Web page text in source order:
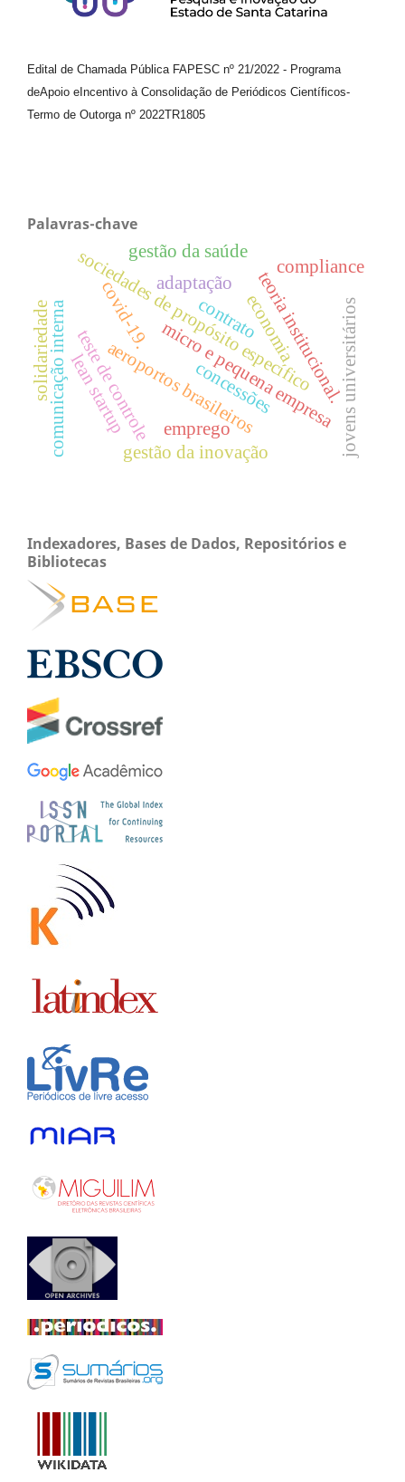
Edital de Chamada Pública FAPESC nº 21/2022 - Programa
deApoio e Incentivo à Consolidação de Periódicos Científicos-
Termo de Outorga nº 2022TR1805
Palavras-chave
covid-19.
concessões
sociedades de propósito específico
aeroportos brasileirosteoria institucional.
teste de controle
compliance
lean startup
gestão da inovação
micro e pequena empresa
adaptação
comunicação interna
gestão da saúde
jovens universitários
solidariedade economia
emprego
contrato
Indexadores, Bases de Dados, Repositórios e
Bibliotecas